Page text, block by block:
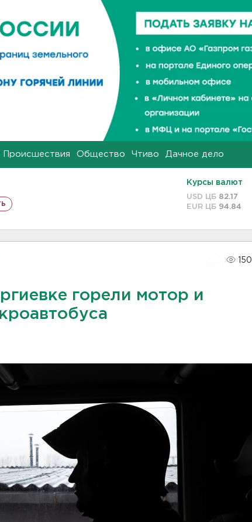
Происшествия Общество Чтиво Дачное дело
Курсы валют
USD ЦБ 82.17
EUR ЦБ 94.84
150
горели мотор и